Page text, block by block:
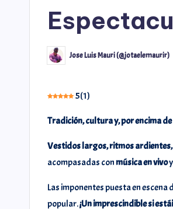
Jose Luis Mauri (@jotaelemaurir)
5(1)
Tradición, cultura y, por encima
Vestidos largos, ritmos
acompasadas conmúsica en vivo
Las imponentes puesta en
popular.¡Un imprescindible si
@ramosiphone10